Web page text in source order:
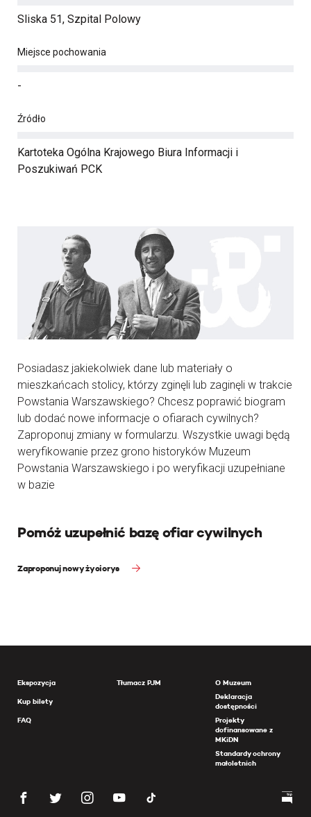
Sliska 51, Szpital Polowy
Miejsce pochowania
-
Źródło
Kartoteka Ogólna Krajowego Biura Informacji i
Poszukiwań PCK
Posiadasz jakiekolwiek dane lub materiały o
mieszkańcach stolicy, którzy zginęli lub zaginęli w trakcie
Powstania Warszawskiego? Chcesz poprawić biogram
lub dodać nowe informacje o ofiarach cywilnych?
Zaproponuj zmiany w formularzu. Wszystkie uwagi będą
weryfikowanie przez grono historyków Muzeum
Powstania Warszawskiego i po weryfikacji uzupełniane
w bazie
Pomóż uzupełnić bazę ofiar cywilnych
Zaproponuj nowy życiorys
Ekspozycja
Kup bilety
FAQ
Tłumacz PJM
O Muzeum
Deklaracja
dostępności
Projekty
dofinansowane z
MKiDN
Standardy ochrony
małoletnich